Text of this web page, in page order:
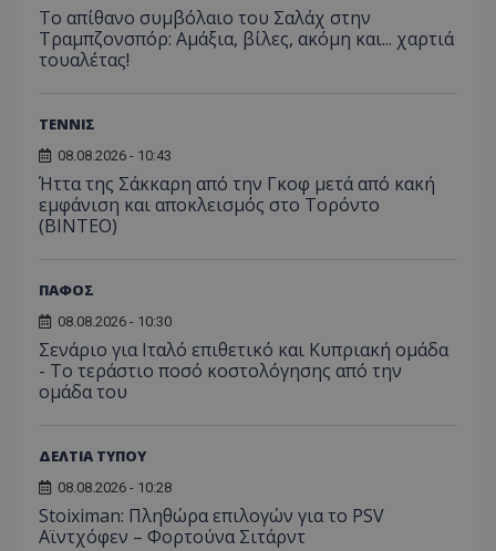
Το απίθανο συμβόλαιο του Σαλάχ στην
Τραμπζονσπόρ: Αμάξια, βίλες, ακόμη και... χαρτιά
τουαλέτας!
ΤΕΝΝΙΣ
08.08.2026 - 10:43
Ήττα της Σάκκαρη από την Γκοφ μετά από κακή
εμφάνιση και αποκλεισμός στο Τορόντο
(ΒΙΝΤΕΟ)
ΠΑΦΟΣ
08.08.2026 - 10:30
Σενάριο για Ιταλό επιθετικό και Κυπριακή ομάδα
- Το τεράστιο ποσό κοστολόγησης από την
ομάδα του
ΔΕΛΤΙΑ ΤΥΠΟΥ
08.08.2026 - 10:28
Stoiximan: Πληθώρα επιλογών για το PSV
Αϊντχόφεν – Φορτούνα Σιτάρντ